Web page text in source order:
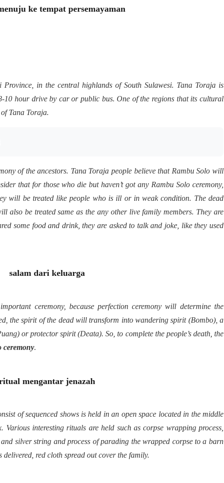
ke tempat persemayaman
in the central highlands of South Sulawesi. Tana Toraja is
10 hour drive by car or public bus. One of the regions that its cultural
Tana Toraja.
of the ancestors. Tana Toraja people believe that Rambu Solo will
that for those who die but haven’t got any Rambu Solo ceremony,
will be treated like people who is ill or in weak condition. The dead
also be treated same as the any other live family members. They are
some food and drink, they are asked to talk and joke, like they used
salam dari keluarga
ceremony, because perfection ceremony will determine the
the spirit of the dead will transform into wandering spirit (Bombo), a
or protector spirit (Deata). So, to complete the people’s death, the
ceremony.
mengantar jenazah
of sequenced shows is held in an open space located in the middle
Various interesting rituals are held such as corpse wrapping process,
silver string and process of parading the wrapped corpse to a barn
red cloth spread out cover the family.